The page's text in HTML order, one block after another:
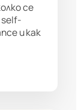
се
self-
и как